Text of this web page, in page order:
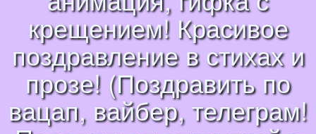
крещением! Красивое
поздравление в стихах и
прозе! (Поздравить по
вацап, вайбер, телеграм!